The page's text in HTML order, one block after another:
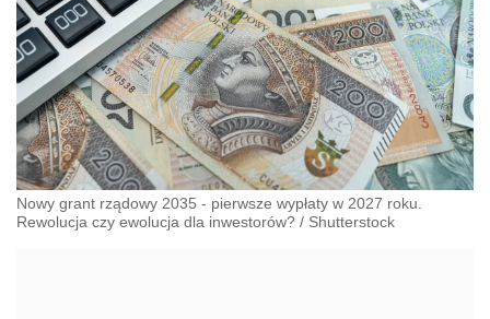
Nowy grant rządowy 2035 - pierwsze wypłaty w 2027 roku.
Rewolucja czy ewolucja dla inwestorów? / Shutterstock